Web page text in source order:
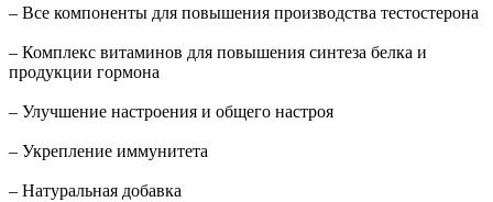
– Все компоненты для повышения производства тестостерона
– Комплекс витаминов для повышения синтеза белка и
продукции гормона
– Улучшение настроения и общего настроя
– Укрепление иммунитета
– Натуральная добавка